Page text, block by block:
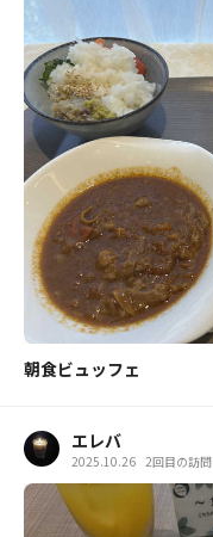
朝食ビュッフェ
エレバ
2025.10.26 2回目の訪問